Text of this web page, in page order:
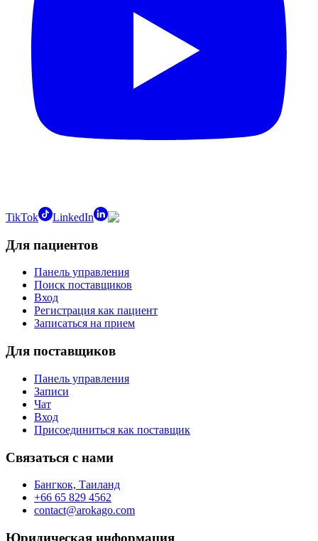
TikTok LinkedIn
Для пациентов
Панель управления
Поиск поставщиков
Вход
Регистрация как пациент
Записаться на прием
Для поставщиков
Панель управления
Записи
Чат
Вход
Присоединиться как поставщик
Связаться с нами
Бангкок, Таиланд
+66 65 829 4562
contact@arokago.com
Юридическая информация